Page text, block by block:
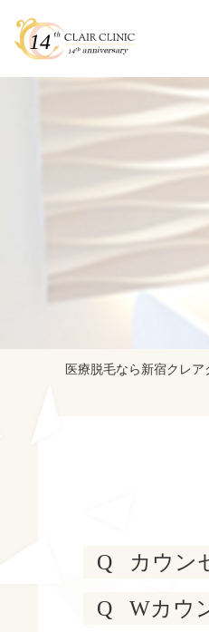
医療脱毛なら新宿クレ
Q
カウン
Q
Wカウ